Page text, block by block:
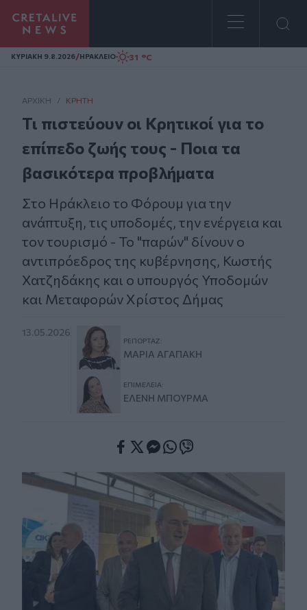
Homepage
ΚΥΡΙΑΚΗ 9.8.2026/ΗΡΑΚΛΕΙΟ 31 °C
ΑΡΧΙΚΗ / ΚΡΉΤΗ
Τι πιστεύουν οι Κρητικοί για το
επίπεδο ζωής τους - Ποια τα
βασικότερα προβλήματα
Στο Ηράκλειο το Φόρουμ για την
ανάπτυξη, τις υποδομές, την ενέργεια και
τον τουρισμό - To "παρών" δίνουν ο
αντιπρόεδρος της κυβέρνησης, Κωστής
Χατζηδάκης και ο υπουργός Υποδομών
και Μεταφορών Χρίστος Δήμας
13.05.2026
ΡΕΠΟΡΤΆΖ:
ΜΑΡΊΑ ΑΓΑΠΆΚΗ
ΕΠΙΜΈΛΕΙΑ:
ΕΛΈΝΗ ΜΠΟΥΡΜΆ